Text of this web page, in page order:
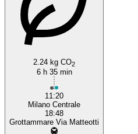
2.24 kg CO2
6 h 35 min
11:20
Milano Centrale
18:48
Grottammare Via Matteotti